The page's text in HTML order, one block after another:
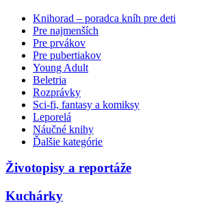
Knihorad – poradca kníh pre deti
Pre najmenších
Pre prvákov
Pre pubertiakov
Young Adult
Beletria
Rozprávky
Sci-fi, fantasy a komiksy
Leporelá
Náučné knihy
Ďalšie kategórie
Životopisy a reportáže
Kuchárky